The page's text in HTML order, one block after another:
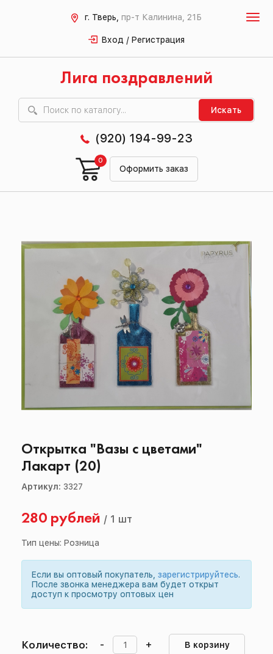
г. Тверь, пр-т Калинина, 21Б
Вход / Регистрация
Лига поздравлений
Искать
(920) 194-99-23
Оформить заказ
0
Открытка "Вазы с цветами"
Лакарт (20)
Артикул: 3327
280 рублей / 1 шт
Тип цены: Розница
Если вы оптовый покупатель, зарегистрируйтесь.
После звонка менеджера вам будет открыт
доступ к просмотру оптовых цен
Количество: - + В корзину